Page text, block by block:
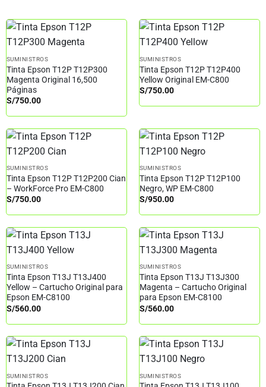
SUMINISTROS
Tinta Epson T12P T12P300
Magenta Original 16,500
Páginas
S/750.00
SUMINISTROS
Tinta Epson T12P T12P400
Yellow Original EM-C800
S/750.00
SUMINISTROS
Tinta Epson T12P T12P200 Cian
– WorkForce Pro EM-C800
S/750.00
SUMINISTROS
Tinta Epson T12P T12P100
Negro, WP EM-C800
S/950.00
SUMINISTROS
Tinta Epson T13J T13J400
Yellow – Cartucho Original para
Epson EM-C8100
S/560.00
SUMINISTROS
Tinta Epson T13J T13J300
Magenta – Cartucho Original
para Epson EM-C8100
S/560.00
SUMINISTROS SUMINISTROS